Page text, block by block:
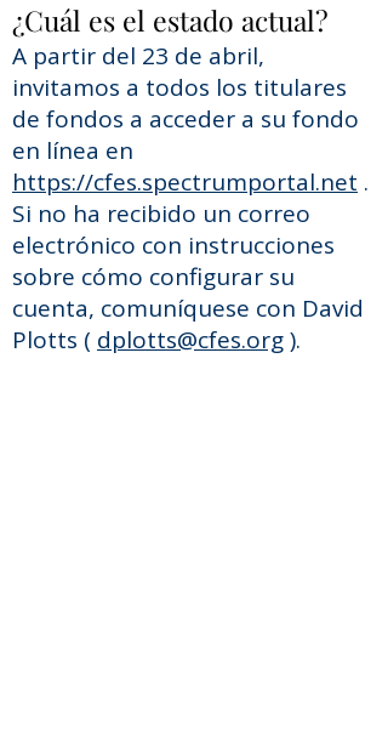
¿Cuál es el estado actual?
A partir del 23 de abril,
invitamos a todos los titulares
de fondos a acceder a su fondo
en línea en
https://cfes.spectrumportal.net .
Si no ha recibido un correo
electrónico con instrucciones
sobre cómo configurar su
cuenta, comuníquese con David
Plotts ( dplotts@cfes.org).